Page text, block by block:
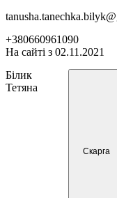
+380660961090
На сайті з 02.11.2021
Білик
Тетяна
Скарга